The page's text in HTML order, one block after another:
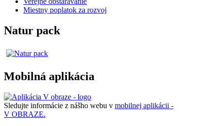
Miestny poplatok za rozvoj
Natur pack
Mobilná aplikácia
Sledujte informácie z nášho webu v mobilnej aplikácii -
V OBRAZE.